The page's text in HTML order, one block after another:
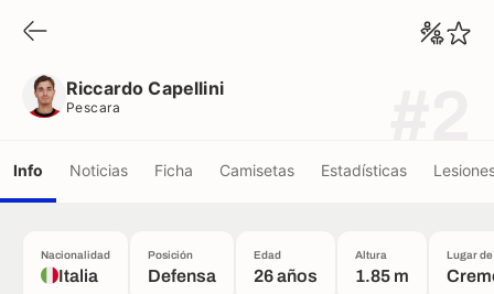
Riccardo Capellini
Pescara
Info Noticias Ficha Camisetas Estadísticas
Nacionalidad
Italia
Posición
Defensa
Edad
26 años
Altura
1.85 m
Lugar